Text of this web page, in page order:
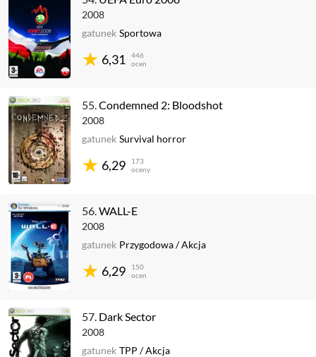
2008
6,31
446
ocen
gatunek Sportowa
55.Condemned 2: Bloodshot
2008
6,29
173
oceny
gatunek Survival horror
56.WALL-E
2008
6,29
150
ocen
gatunek Przygodowa/Akcja
57. Dark Sector
2008
gatunek TPP /Akcja